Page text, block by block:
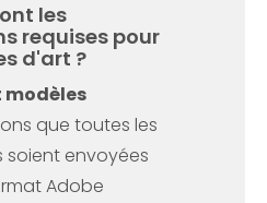
les
requises pour
d'art ?
modèles
que toutes les
soient envoyées
Adobe